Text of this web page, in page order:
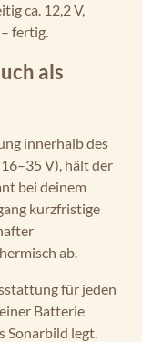
ca. 12,2 V,
fertig.
als
innerhalb des
V), hält der
bei deinem
kurzfristige
ab.
für jeden
Batterie
Sonarbild legt.